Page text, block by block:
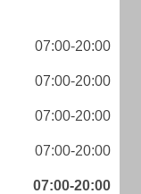
07:00-20:00
07:00-20:00
07:00-20:00
07:00-20:00
07:00-20:00